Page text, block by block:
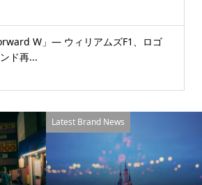
W」― ウィリアムズF1、ロゴ
ド再...
Latest Brand News